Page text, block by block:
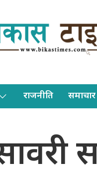
राजनीति समाचार